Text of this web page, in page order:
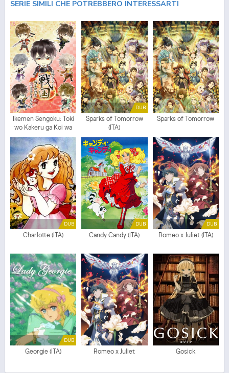
SERIE SIMILI CHE POTREBBERO INTERESSARTI
Ikemen Sengoku: Toki
wo Kakeru ga Koi wa
Hajimaranai
DUB
Sparks of Tomorrow
(ITA)
Sparks of Tomorrow
DUB
Charlotte (ITA)
DUB
Candy Candy (ITA)
DUB
Romeo x Juliet (ITA)
DUB
Georgie (ITA) Romeo x Juliet Gosick